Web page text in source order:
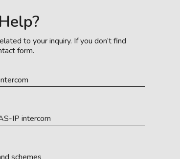
to your inquiry. If you don’t find
form.
IP intercom